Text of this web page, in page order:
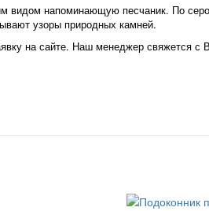
видом напоминающую песчаник. По
узоры природных камней.
на сайте. Наш менеджер свяжется